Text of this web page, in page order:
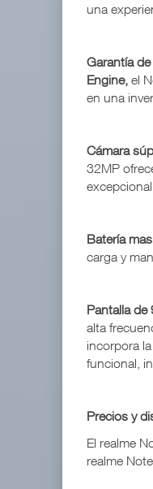
una
Garantía
Engine, el
en una
Cámara
32MP
Batería
carga y
Pantalla de
alta
incorpora
funcional,
Precios y
El realme
realme